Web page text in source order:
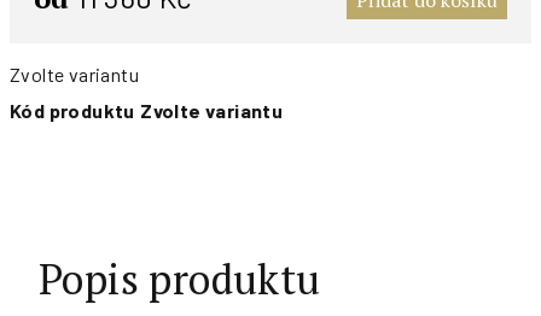
Zvolte variantu
Kód produktu Zvolte variantu
Popis produktu